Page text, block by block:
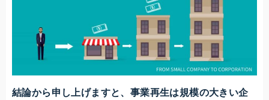
結論から申し上げますと、事業再生は規模の大きい企